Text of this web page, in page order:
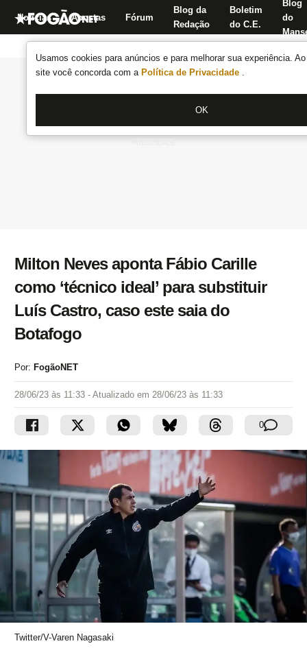
Usamos cookies para anúncios e para melhorar sua experiência.
site você concorda com a Política de Privacidade .
OK
Notícias Apostas Fórum
Blog da
Redação
Boletim
do C.E.
Blog
do
Milton Neves aponta Fábio Carille
como ‘técnico ideal’ para substituir
Luís Castro, caso este saia do
Botafogo
Por: FogãoNET
28/06/23 às 11:33 - Atualizado em 28/06/23 às 11:33
0
Twitter/V-Varen Nagasaki